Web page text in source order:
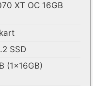
XT OC 16GB
SSD
(1x16GB)